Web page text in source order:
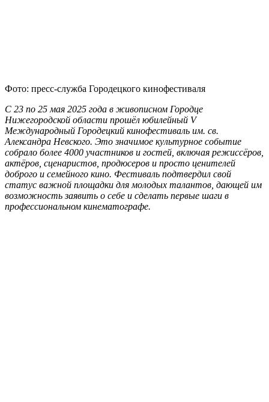
Фото: пресс-служба Городецкого кинофестиваля
С 23 по 25 мая 2025 года в живописном Городце
Нижегородской области прошёл юбилейный V
Международный Городецкий кинофестиваль им. св.
Александра Невского. Это значимое культурное событие
собрало более 4000 участников и гостей, включая режиссёров,
актёров, сценаристов, продюсеров и просто ценителей
доброго и семейного кино. Фестиваль подтвердил свой
статус важной площадки для молодых талантов, дающей им
возможность заявить о себе и сделать первые шаги в
профессиональном кинематографе.